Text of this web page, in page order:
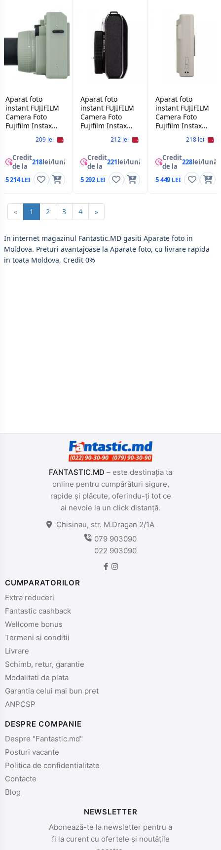
Aparat foto
instant FUJIFILM
Camera Foto
Fujifilm Instax
209 lei
Credit
de la 218lei/lună
5 214
Aparat foto
instant FUJIFILM
Camera Foto
Fujifilm Instax
212 lei
Credit
de la 221lei/lună
5 292
Aparat foto
instant FUJIFILM
Camera Foto
Fujifilm Instax
Sand Beige218 lei
Credit
de la 228lei/lună
5 449
« 1 2 3 4 »
In internet magazinul Fantastic.MD gasiti Aparate foto in
Moldova. Preturi avantajoase la Aparate foto, cu livrare rapida
in toata Moldova, Credit 0%
FANTASTIC.MD – este destinația ta
online pentru cumpărături sigure,
rapide și plăcute, oferindu-ți tot ce
ai nevoie la un click distanță.
Chisinau, str. M.Dragan 2/1A
079 903090
022 903090
CUMPARATORILOR
Extra reduceri
Fantastic cashback
Wellcome bonus
Termeni si conditii
Livrare
Schimb, retur, garantie
Modalitati de plata
Garantia celui mai bun pret
ANPCSP
DESPRE COMPANIE
Despre "Fantastic.md"
Posturi vacante
Politica de confidentialitate
Contacte
Blog
NEWSLETTER
Abonează-te la newsletter pentru a
fi la curent cu ofertele și noutățile